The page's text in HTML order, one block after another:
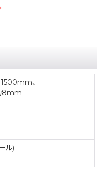
、
8mm
ル)